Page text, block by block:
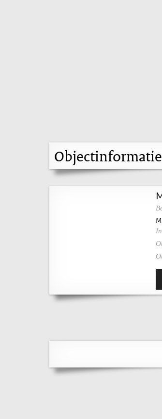
Objectinformatie